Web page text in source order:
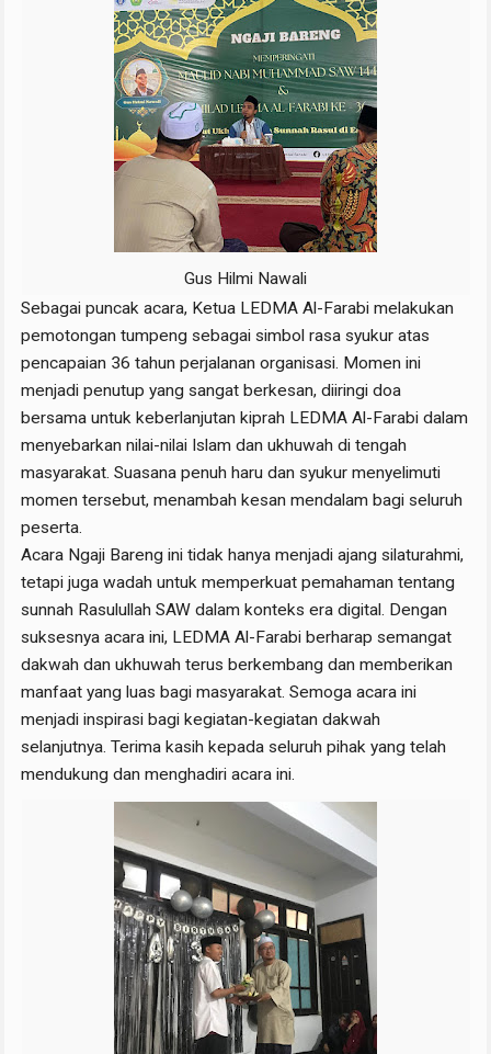
Gus Hilmi Nawali
Sebagai puncak acara, Ketua LEDMA Al-Farabi melakukan
pemotongan tumpeng sebagai simbol rasa syukur atas
pencapaian 36 tahun perjalanan organisasi. Momen ini
menjadi penutup yang sangat berkesan, diiringi doa
bersama untuk keberlanjutan kiprah LEDMA Al-Farabi dalam
menyebarkan nilai-nilai Islam dan ukhuwah di tengah
masyarakat. Suasana penuh haru dan syukur menyelimuti
momen tersebut, menambah kesan mendalam bagi seluruh
peserta.
Acara Ngaji Bareng ini tidak hanya menjadi ajang silaturahmi,
tetapi juga wadah untuk memperkuat pemahaman tentang
sunnah Rasulullah SAW dalam konteks era digital. Dengan
suksesnya acara ini, LEDMA Al-Farabi berharap semangat
dakwah dan ukhuwah terus berkembang dan memberikan
manfaat yang luas bagi masyarakat. Semoga acara ini
menjadi inspirasi bagi kegiatan-kegiatan dakwah
selanjutnya. Terima kasih kepada seluruh pihak yang telah
mendukung dan menghadiri acara ini.